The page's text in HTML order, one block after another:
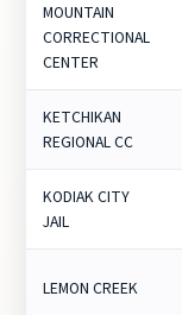
MOUNTAIN
CORRECTIONAL
CENTER
KETCHIKAN
REGIONAL CC
KODIAK CITY
JAIL
LEMON CREEK